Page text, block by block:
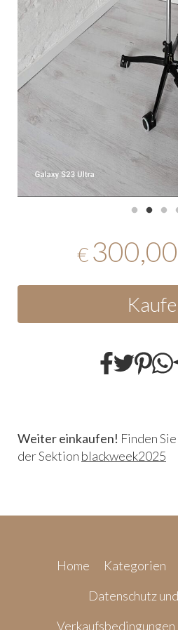
€ 300,00
Weiter einkaufen! Finden
der Sektion blackweek2025
Home Kategorien
Datenschutz
Verkaufsbedingungen